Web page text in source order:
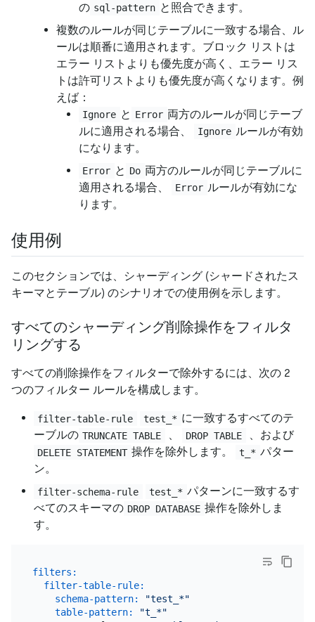
の sql-pattern と照合できます。
複数のルールが同じテーブルに一致する場合、ル
ールは順番に適用されます。ブロック リストは
エラー リストよりも優先度が高く、エラー リス
トは許可リストよりも優先度が高くなります。例
えば：
Ignore と Error 両方のルールが同じテーブ
ルに適用される場合、
Ignore ルールが有効
になります。
Error と Do 両方のルールが同じテーブルに
適用される場合、
Error ルールが有効にな
ります。
使用例
このセクションでは、シャーディング (シャードされたス
キーマとテーブル) のシナリオでの使用例を示します。
すべてのシャーディング削除操作をフィルタ
リングする
すべての削除操作をフィルターで除外するには、次の 2
つのフィルター ルールを構成します。
filter-table-rule test_* に一致するすべてのテ
ーブルの TRUNCATE TABLE 、 DROP TABLE 、および
DELETE STATEMENT 操作を除外します。 t_* パター
ン。
filter-schema-rule test_* パターンに一致するす
べてのスキーマの DROP DATABASE 操作を除外しま
す。
filters:
filter-table-rule:
schema-pattern:
"test_*"
table-pattern:
"t_*"